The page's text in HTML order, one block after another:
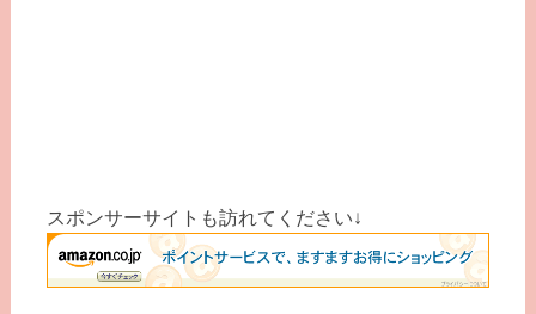
スポンサーサイトも訪れてください↓